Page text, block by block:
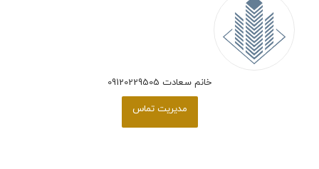
خانم سعادت 09120229505
مدیریت تماس